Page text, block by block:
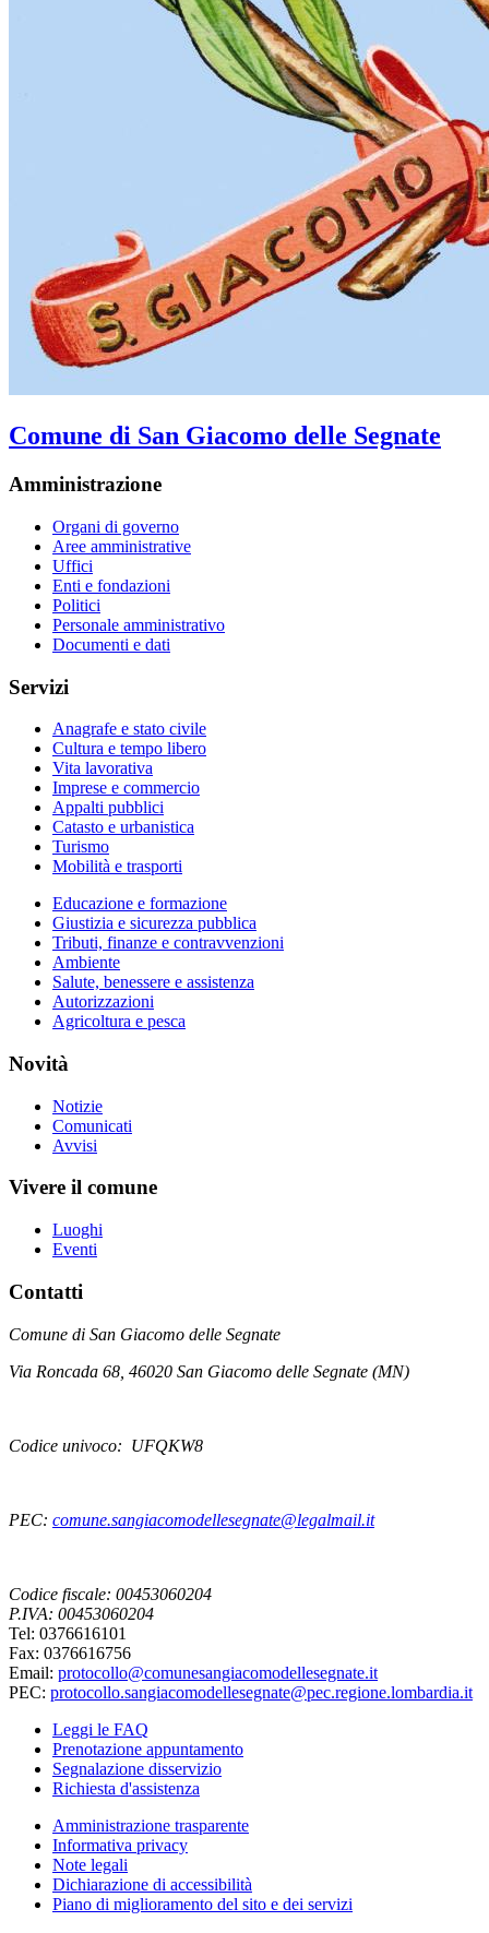
Comune di San Giacomo delle Segnate
Amministrazione
Organi di governo
Aree amministrative
Uffici
Enti e fondazioni
Politici
Personale amministrativo
Documenti e dati
Servizi
Anagrafe e stato civile
Cultura e tempo libero
Vita lavorativa
Imprese e commercio
Appalti pubblici
Catasto e urbanistica
Turismo
Mobilità e trasporti
Educazione e formazione
Giustizia e sicurezza pubblica
Tributi, finanze e contravvenzioni
Ambiente
Salute, benessere e assistenza
Autorizzazioni
Agricoltura e pesca
Novità
Notizie
Comunicati
Avvisi
Vivere il comune
Luoghi
Eventi
Contatti
Comune di San Giacomo delle Segnate
Via Roncada 68, 46020 San Giacomo delle Segnate (MN)
Codice univoco: UFQKW8
PEC: comune.sangiacomodellesegnate@legalmail.it
Codice fiscale: 00453060204
P.IVA: 00453060204
Tel: 0376616101
Fax: 0376616756
Email: protocollo@comunesangiacomodellesegnate.it
PEC: protocollo.sangiacomodellesegnate@pec.regione.lombardia.it
Leggi le FAQ
Prenotazione appuntamento
Segnalazione disservizio
Richiesta d'assistenza
Amministrazione trasparente
Informativa privacy
Note legali
Dichiarazione di accessibilità
Piano di miglioramento del sito e dei servizi